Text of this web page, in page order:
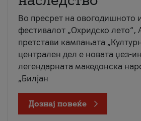
Во пресрет на овогодишното
фестивалот „Охридско лето“,
претстави кампањата
централен дел е новата џез-
легендарната македонска
„Билјан
Дознај повеќе